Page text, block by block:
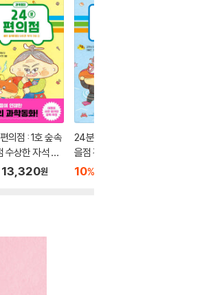
의점 : 1호 숲속
수상한 자석 마
13,320원
24분 편의점 : 2호 섬마
을점 긴급 기름 제거 작
전
10%